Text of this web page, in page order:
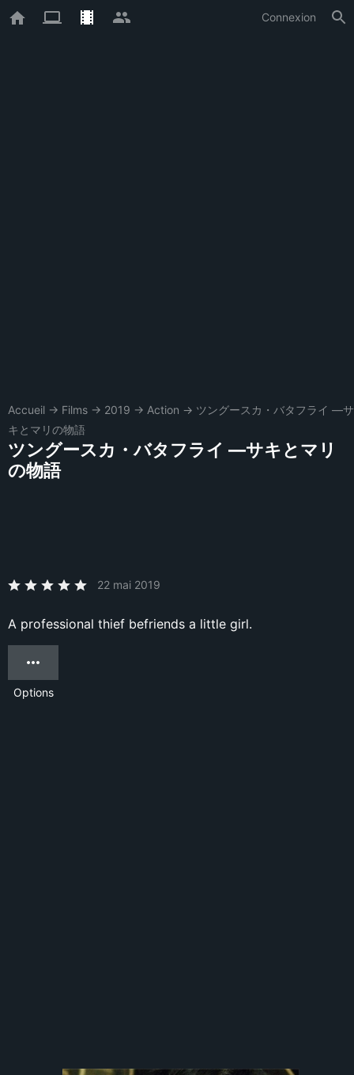
Connexion
Accueil → Films → 2019 → Action → ツングースカ・バタフライ ―サ
キとマリの物語
ツングースカ・バタフライ ―サキとマリ
の物語
22 mai 2019
A professional thief befriends a little girl.
Options